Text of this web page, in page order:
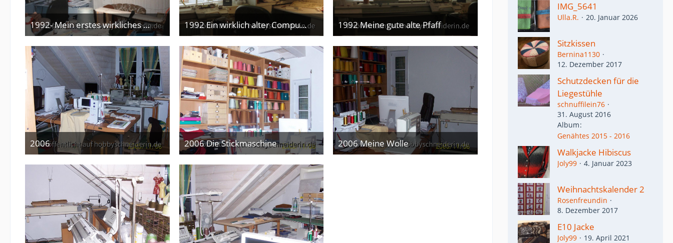
1992- Mein erstes wirkliches Arbeitszimmer. Vorher standen die Maschinen immer im Esszimmer !
3. Februar 2013
1992 Ein wirklich alter Computer
3. Februar 2013
1992 Meine gute alte Pfaff
3. Februar 2013
2006
3. Februar 2013
2006 Die Stickmaschine
3. Februar 2013
2006 Meine Wolle
3. Februar 2013
IMG_5641
Ulla.R. 20. Januar 2026
Sitzkissen
Bernina1130
12. Dezember 2017
​Schutzdecken für die
Liegestühle
schnuffilein76
31. August 2016
Album
Genähtes 2015 - 2016
Walkjacke Hibiscus
Joly99 4. Januar 2023
Weihnachtskalender 2
Rosenfreundin
8. Dezember 2017
E10 Jacke
Joly99 19. April 2021